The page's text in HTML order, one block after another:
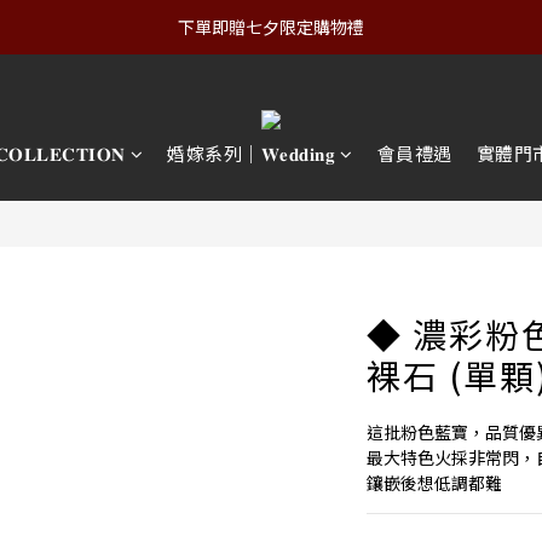
下單即贈七夕限定購物禮
𝐂𝐎𝐋𝐋𝐄𝐂𝐓𝐈𝐎𝐍 婚嫁系列｜𝐖𝐞𝐝𝐝𝐢𝐧𝐠 會員禮遇 實體門
◆ 濃彩粉
裸石 (單
這批粉色藍寶，品質優
最大特色火採非常閃，
鑲嵌後想低調都難